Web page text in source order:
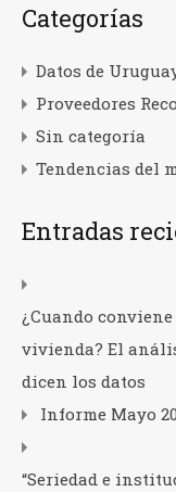
Categorías
Datos de
Proveedores
Sin categoría
Tendencias del
Entradas
¿Cuando
vivienda? El
dicen los datos
Informe Mayo
“Seriedad e